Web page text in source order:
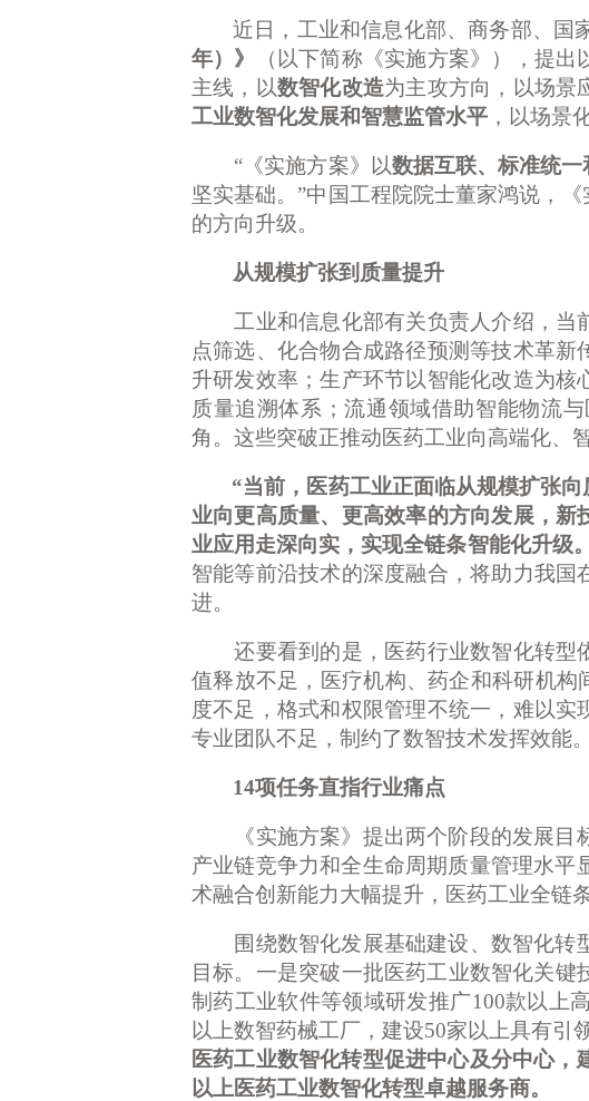
近日，工业和信息化部、商务部、国
年）》
（以下简称《实施方案》），提
主线，以数智化改造为主攻方向，以场景
工业数智化发展和智慧监管水平 ，以场景
“《实施方案》以数据互联、标准统
坚实基础。 ”中国工程院院士董家鸿说，
的方向升级。
从规模扩张到质量提升
工业和信息化部有关负责人介绍，当
点筛选、化合物合成路径预测等技术革
升研发效率；生产环节以智能化改造为
质量追溯体系；流通领域借助智能物流
角。这些突破正推动医药工业向高端化、
“当前，医药工业正面临从规模扩张
业向更高质量、更高效率的方向发展，
业应用走深向实，实现全链条智能化升级
智能等前沿技术的深度融合，将助力我
进。
还要看到的是，医药行业数智化转型
值释放不足，医疗机构、药企和科研机构
度不足，格式和权限管理不统一，难以
专业团队不足，制约了数智技术发挥效能
14项任务直指行业痛点
《实施方案》提出两个阶段的发展目
产业链竞争力和全生命周期质量管理水平
术融合创新能力大幅提升，医药工业全链
围绕数智化发展基础建设、数智化转
目标。一是突破一批医药工业数智化关
制药工业软件等领域研发推广100款以上
以上数智药械工厂，建设50家以上具有引
医药工业数智化转型促进中心及分中心，
以上医药工业数智化转型卓越服务商。